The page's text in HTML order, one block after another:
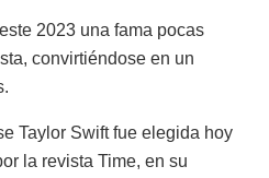
2023 una fama pocas
convirtiéndose en un
Taylor Swift fue elegida hoy
la revista Time, en su